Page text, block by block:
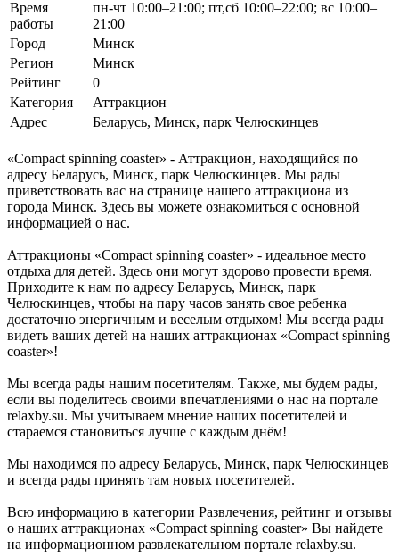
Время
работы
пн-чт 10:00–21:00; пт,сб 10:00–22:00; вс 10:00–
21:00
Город
Минск
Регион
Минск
Рейтинг
0
Категория
Аттракцион
Адрес
Беларусь, Минск, парк Челюскинцев
«Compact spinning coaster» - Аттракцион, находящийся по
адресу Беларусь, Минск, парк Челюскинцев. Мы рады
приветствовать вас на странице нашего аттракциона из
города Минск. Здесь вы можете ознакомиться с основной
информацией о нас.
Аттракционы «Compact spinning coaster» - идеальное место
отдыха для детей. Здесь они могут здорово провести время.
Приходите к нам по адресу Беларусь, Минск, парк
Челюскинцев, чтобы на пару часов занять свое ребенка
достаточно энергичным и веселым отдыхом! Мы всегда рады
видеть ваших детей на наших аттракционах «Compact spinning
coaster»!
Мы всегда рады нашим посетителям. Также, мы будем рады,
если вы поделитесь своими впечатлениями о нас на портале
relaxby.su. Мы учитываем мнение наших посетителей и
стараемся становиться лучше с каждым днём!
Мы находимся по адресу Беларусь, Минск, парк Челюскинцев
и всегда рады принять там новых посетителей.
Всю информацию в категории Развлечения, рейтинг и отзывы
о наших аттракционах «Compact spinning coaster» Вы найдете
на информационном развлекательном портале relaxby.su.